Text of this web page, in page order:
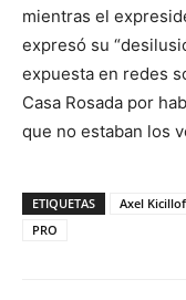
mientras el
expresó su
expuesta en redes
Casa Rosada por
que no estaban los
ETIQUETAS Axel Kicillof
PRO